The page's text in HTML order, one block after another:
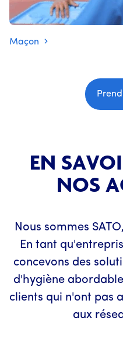
Maçon
EN
NOS
Nous sommes
En tant
concevons des
d'hygiène
clients qui n'ont pas
aux